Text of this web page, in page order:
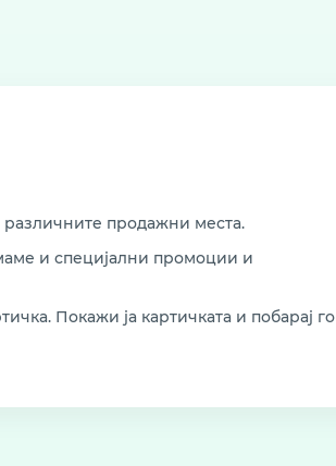
продажни места.
и специјални промоции и
Покажи ја картичката и побарај го